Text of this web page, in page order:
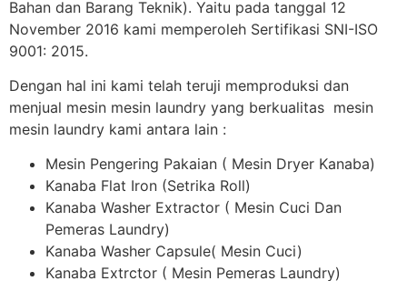
Bahan dan Barang Teknik). Yaitu pada tanggal 12
November 2016 kami memperoleh Sertifikasi SNI-ISO
9001: 2015.
Dengan hal ini kami telah teruji memproduksi dan
menjual mesin mesin laundry yang berkualitas mesin
mesin laundry kami antara lain :
Mesin Pengering Pakaian ( Mesin Dryer Kanaba)
Kanaba Flat Iron (Setrika Roll)
Kanaba Washer Extractor ( Mesin Cuci Dan
Pemeras Laundry)
Kanaba Washer Capsule( Mesin Cuci)
Kanaba Extrctor ( Mesin Pemeras Laundry)